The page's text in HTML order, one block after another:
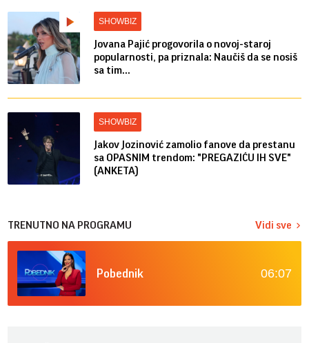
SHOWBIZ
Jovana Pajić progovorila o novoj-staroj
popularnosti, pa priznala: Naučiš da se nosiš
sa tim...
SHOWBIZ
Jakov Jozinović zamolio fanove da prestanu
sa OPASNIM trendom: "PREGAZIĆU IH SVE"
(ANKETA)
TRENUTNO NA PROGRAMU Vidi sve
Pobednik 06:07